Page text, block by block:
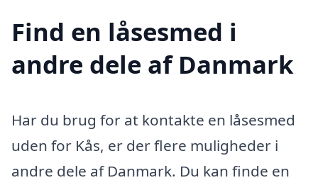
Find en låsesmed i
andre dele af Danmark
Har du brug for at kontakte en låsesmed
uden for Kås, er der flere muligheder i
andre dele af Danmark. Du kan finde en